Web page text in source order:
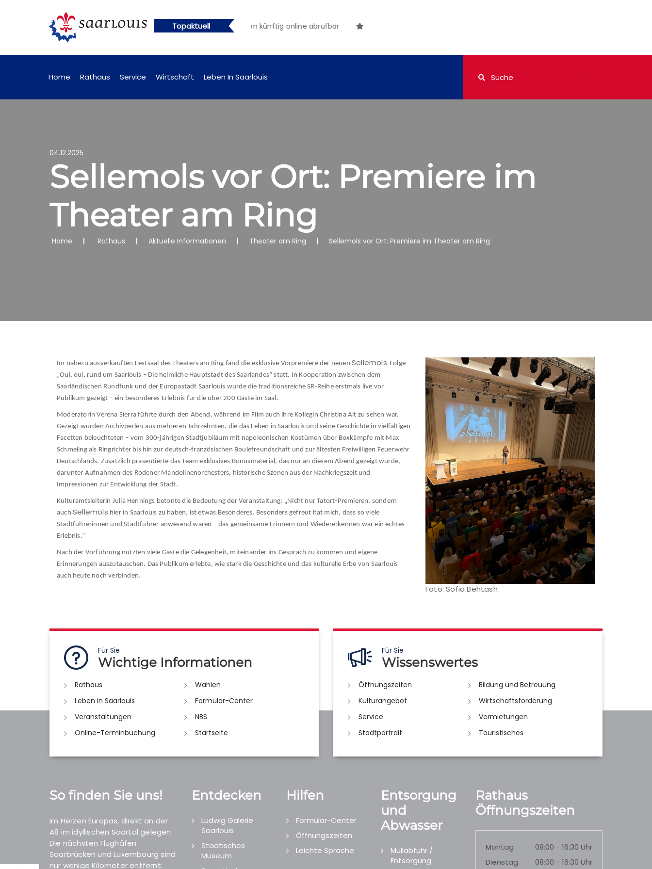
Topaktuell
künftig online abrufbar Öffentliche Bekanntmachungen künftig online abrufbar
Home Rathaus Service Wirtschaft Leben In Saarlouis
04.12.2025
Sellemols vor Ort: Premiere im
Theater am Ring
Home Rathaus Aktuelle Informationen Theater am Ring Sellemols vor Ort: Premiere im Theater am Ring
Im nahezu ausverkauften Festsaal des Theaters am Ring fand die exklusive Vorpremiere der neuen Sellemols-Folge
„Oui, oui, rund um Saarlouis – Die heimliche Hauptstadt des Saarlandes“ statt. In Kooperation zwischen dem
Saarländischen Rundfunk und der Europastadt Saarlouis wurde die traditionsreiche SR-Reihe erstmals live vor
Publikum gezeigt – ein besonderes Erlebnis für die über 200 Gäste im Saal.
Moderatorin Verena Sierra führte durch den Abend, während im Film auch ihre Kollegin Christina Alt zu sehen war.
Gezeigt wurden Archivperlen aus mehreren Jahrzehnten, die das Leben in Saarlouis und seine Geschichte in vielfältigen
Facetten beleuchteten – vom 300-jährigen Stadtjubiläum mit napoleonischen Kostümen über Boxkämpfe mit Max
Schmeling als Ringrichter bis hin zur deutsch-französischen Boulefreundschaft und zur ältesten Freiwilligen Feuerwehr
Deutschlands. Zusätzlich präsentierte das Team exklusives Bonusmaterial, das nur an diesem Abend gezeigt wurde,
darunter Aufnahmen des Rodener Mandolinenorchesters, historische Szenen aus der Nachkriegszeit und
Impressionen zur Entwicklung der Stadt.
Kulturamtsleiterin Julia Hennings betonte die Bedeutung der Veranstaltung: „Nicht nur Tatort-Premieren, sondern
auch Sellemols hier in Saarlouis zu haben, ist etwas Besonderes. Besonders gefreut hat mich, dass so viele
Stadtführerinnen und Stadtführer anwesend waren – das gemeinsame Erinnern und Wiedererkennen war ein echtes
Erlebnis.“
Nach der Vorführung nutzten viele Gäste die Gelegenheit, miteinander ins Gespräch zu kommen und eigene
Erinnerungen auszutauschen. Das Publikum erlebte, wie stark die Geschichte und das kulturelle Erbe von Saarlouis
auch heute noch verbinden.
Foto: Sofia Behtash
Für Sie
Wichtige Informationen
Rathaus
Wahlen
Leben in Saarlouis
Formular-Center
Veranstaltungen
NBS
Online-Terminbuchung
Startseite
Für Sie
Wissenswertes
Öffnungszeiten
Bildung und Betreuung
Kulturangebot
Wirtschaftsförderung
Service
Vermietungen
Stadtportrait
Touristisches
So finden Sie uns!
Im Herzen Europas, direkt an der
A8 im idyllischen Saartal gelegen.
Die nächsten Flughäfen
Saarbrücken und Luxembourg sind
nur wenige Kilometer entfernt.
Entdecken
Ludwig Galerie
Saarlouis
Städtisches
Museum
Hilfen
Formular-Center
Öffnungszeiten
Leichte Sprache
Entsorgung
und
Abwasser
Müllabfuhr /
Entsorgung
Rathaus
Öffnungszeiten
Montag
08:00 - 16:30 Uhr
Dienstag
08:00 - 16:30 Uhr